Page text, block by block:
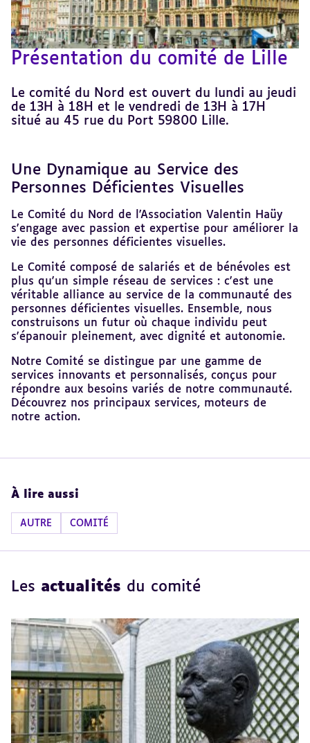
Présentation du comité de Lille
Le comité du Nord est ouvert du lundi au jeudi
de 13H à 18H et le vendredi de 13H à 17H
situé au 45 rue du Port 59800 Lille.
Une Dynamique au Service des
Personnes Déficientes Visuelles
Le Comité du Nord de l'Association Valentin Haüy
s'engage avec passion et expertise pour améliorer la
vie des personnes déficientes visuelles.
Le Comité composé de salariés et de bénévoles est
plus qu'un simple réseau de services : c'est une
véritable alliance au service de la communauté des
personnes déficientes visuelles. Ensemble, nous
construisons un futur où chaque individu peut
s'épanouir pleinement, avec dignité et autonomie.
Notre Comité se distingue par une gamme de
services innovants et personnalisés, conçus pour
répondre aux besoins variés de notre communauté.
Découvrez nos principaux services, moteurs de
notre action.
Revenir
au
sommaire
À lire aussi
AUTRE COMITÉ
Les actualités du comité